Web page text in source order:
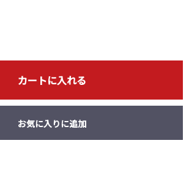
カートに入れる
お気に入りに追加